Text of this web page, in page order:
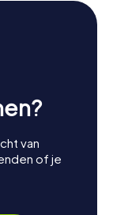
van
of je